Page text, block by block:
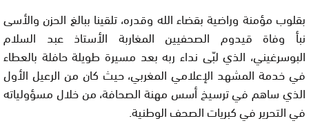
بقلوب مؤمنة وراضية بقضاء الله وقدره، تلقينا ببالغ الحزن والأسى
نبأ وفاة قيدوم الصحفيين المغاربة الأستاذ عبد السلام
البوسرغيني، الذي لبّى نداء ربه بعد مسيرة طويلة حافلة بالعطاء
في خدمة المشهد الإعلامي المغربي، حيث كان من الرعيل الأول
الذي ساهم في ترسيخ أسس مهنة الصحافة، من خلال مسؤولياته
في التحرير في كبريات الصحف الوطنية.